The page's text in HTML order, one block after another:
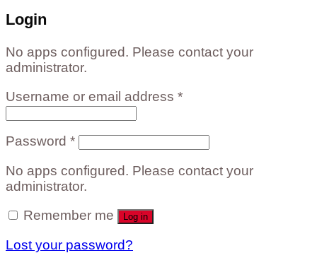
Login
No apps configured. Please contact your
administrator.
Username or email address *
Password *
No apps configured. Please contact your
administrator.
Remember me
Log in
Lost your password?